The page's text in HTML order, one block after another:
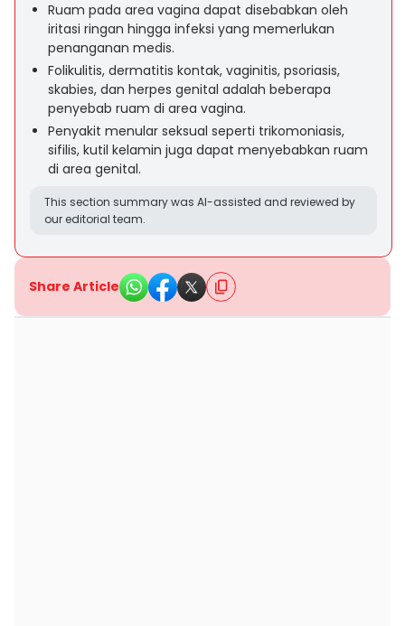
Ruam pada area vagina dapat disebabkan oleh
iritasi ringan hingga infeksi yang memerlukan
penanganan medis.
Folikulitis, dermatitis kontak, vaginitis, psoriasis,
skabies, dan herpes genital adalah beberapa
penyebab ruam di area vagina.
Penyakit menular seksual seperti trikomoniasis,
sifilis, kutil kelamin juga dapat menyebabkan ruam
di area genital.
This section summary was AI-assisted and reviewed by
our editorial team.
Share Article